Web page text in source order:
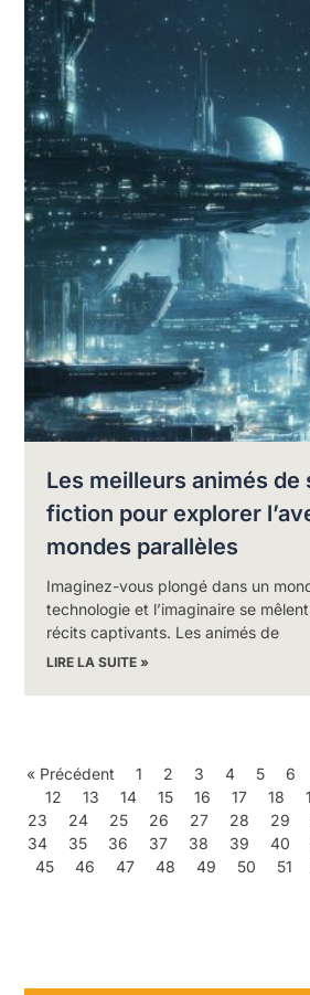
Les meilleurs animés de
fiction pour explorer
mondes parallèles
Imaginez-vous plongé dans un
technologie et l’imaginaire se
récits captivants. Les animés de
LIRE LA SUITE »
« Précédent 1 2 3 4 5 6
12
13 14 15 16 17 18
23
24 25 26 27 28 29
34
35 36 37 38 39 40
45
46 47 48 49 50 51